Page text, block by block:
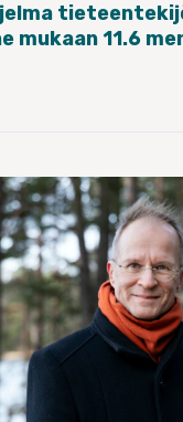
mukaan 11.6